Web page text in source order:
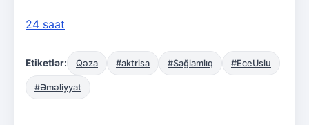
24 saat
Etiketlər: Qəza #aktrisa #Sağlamlıq #EceUslu
#Əməliyyat